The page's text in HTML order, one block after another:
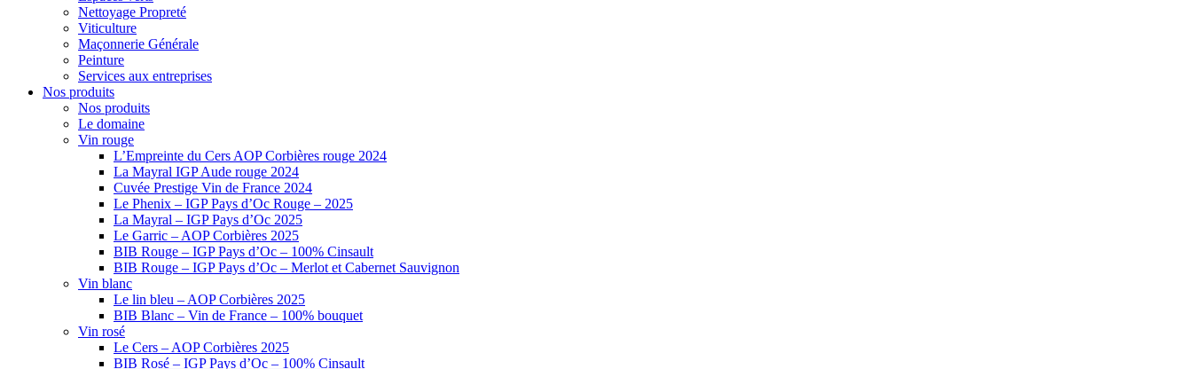
Nettoyage Propreté
Viticulture
Maçonnerie Générale
Peinture
Services aux entreprises
Nos produits
Nos produits
Le domaine
Vin rouge
L’Empreinte du Cers AOP Corbières rouge 2024
La Mayral IGP Aude rouge 2024
Cuvée Prestige Vin de France 2024
Le Phenix – IGP Pays d’Oc Rouge – 2025
La Mayral – IGP Pays d’Oc 2025
Le Garric – AOP Corbières 2025
BIB Rouge – IGP Pays d’Oc – 100% Cinsault
BIB Rouge – IGP Pays d’Oc – Merlot et Cabernet Sauvignon
Vin blanc
Le lin bleu – AOP Corbières 2025
BIB Blanc – Vin de France – 100% bouquet
Vin rosé
Le Cers – AOP Corbières 2025
BIB Rosé – IGP Pays d’Oc – 100% Cinsault